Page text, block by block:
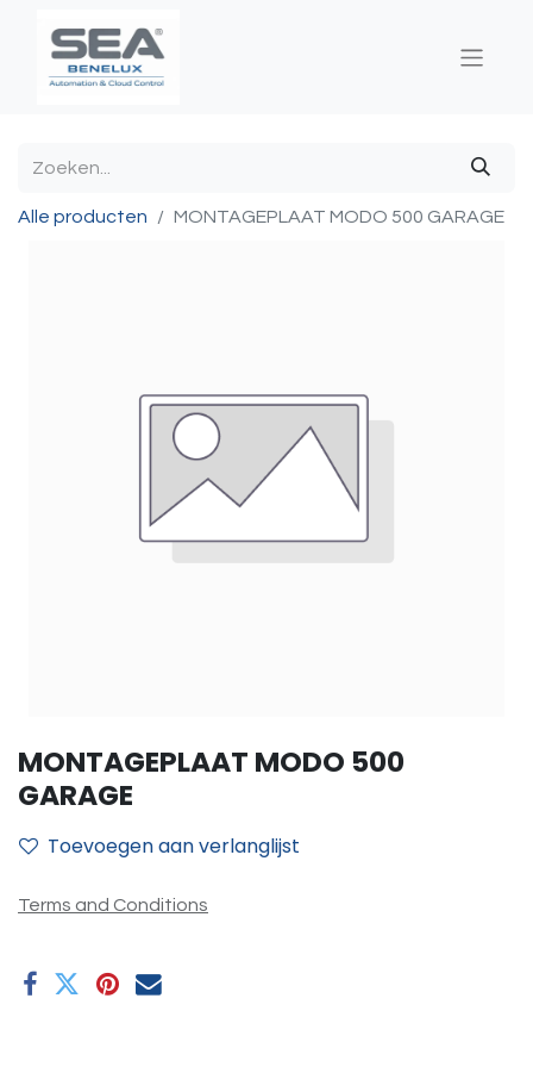
Alle producten MONTAGEPLAAT MODO 500 GARAGE
MONTAGEPLAAT MODO 500
GARAGE
Toevoegen aan verlanglijst
Terms and Conditions